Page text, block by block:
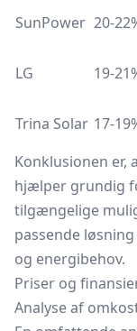
SunPower 20-
LG
19-
Trina Solar 17-
Konklusionen er,
hjælper grundig
tilgængelige
passende
og energibehov.
Priser og
Analyse af